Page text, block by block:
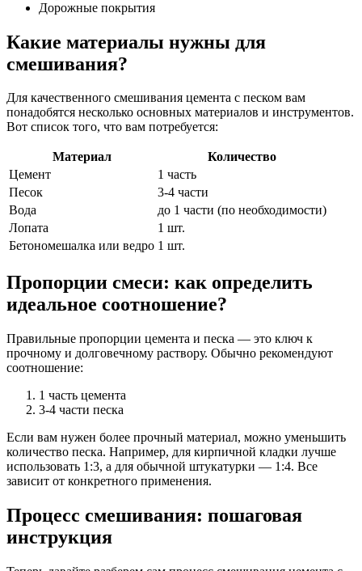
Дорожные покрытия
Какие материалы нужны для
смешивания?
Для качественного смешивания цемента с песком вам
понадобятся несколько основных материалов и инструментов.
Вот список того, что вам потребуется:
Материал
Количество
Цемент
1 часть
Песок
3-4 части
Вода
до 1 части (по необходимости)
Лопата
1 шт.
Бетономешалка или ведро 1 шт.
Пропорции смеси: как определить
идеальное соотношение?
Правильные пропорции цемента и песка — это ключ к
прочному и долговечному раствору. Обычно рекомендуют
соотношение:
1 часть цемента
3-4 части песка
Если вам нужен более прочный материал, можно уменьшить
количество песка. Например, для кирпичной кладки лучше
использовать 1:3, а для обычной штукатурки — 1:4. Все
зависит от конкретного применения.
Процесс смешивания: пошаговая
инструкция